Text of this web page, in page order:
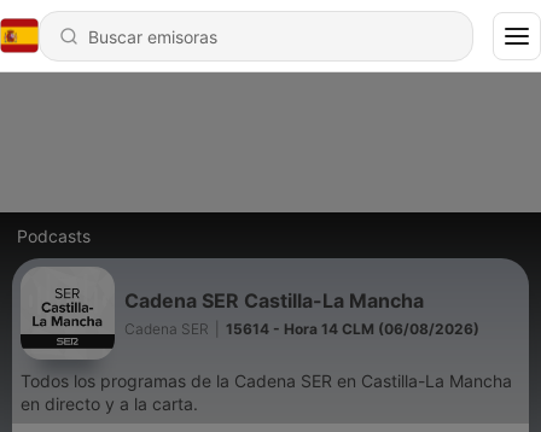
Podcasts
Cadena SER Castilla-La Mancha
Cadena SER 15614 - Hora 14 CLM (06/08/2026)
Todos los programas de la Cadena SER en Castilla-La Mancha
en directo y a la carta.